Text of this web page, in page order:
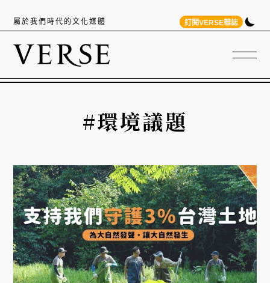
屬於我們時代的文化媒體 訂閱VERSE雜誌
#環境議題